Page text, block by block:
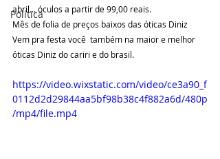
Política
abril... óculos a partir de 99,00 reais.
Mês de folia de preços baixos das óticas Diniz
Vem pra festa você  também na maior e melhor
óticas Diniz do cariri e do brasil.
https://video.wixstatic.com/video/ce3a90_f
0112d2d29844aa5bf98b38c4f882a6d/480p
/mp4/file.mp4